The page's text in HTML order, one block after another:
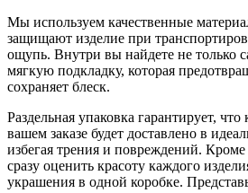
Мы используем качественные
защищают изделие при
ощупь. Внутри вы найдете не только
мягкую подкладку, которая
сохраняет блеск.
Раздельная упаковка гарантирует,
вашем заказе будет доставлено в
избегая трения и повреждений. Кроме
сразу оценить красоту каждого
украшения в одной коробке.